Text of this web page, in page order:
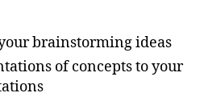
brainstorming ideas
of concepts to your